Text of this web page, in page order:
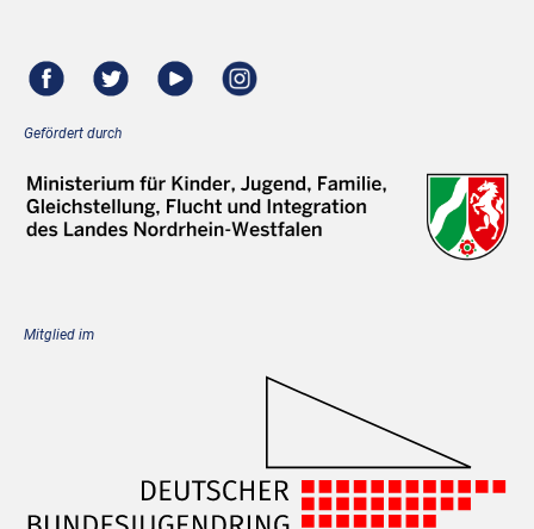
Gefördert durch
Mitglied im